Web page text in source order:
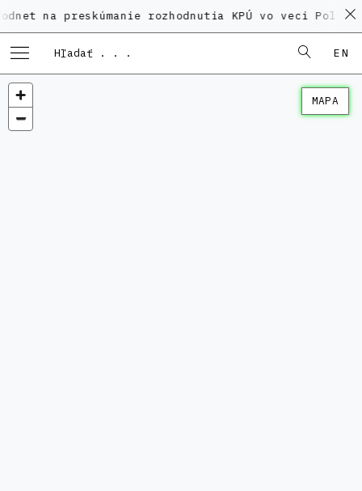
preskúmanie rozhodnutia KPÚ vo veci
EN
MAPA